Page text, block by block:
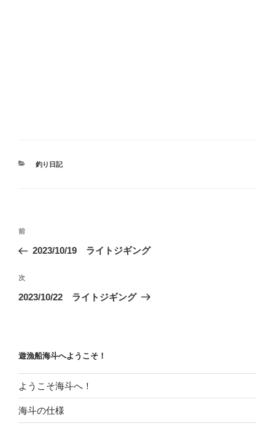
カ
釣り日記
投
ビ
ゲ
ン
前
の
稿
前
2023/10/19 ライトジギング
次
の
次
2023/10/22 ライトジギング
遊漁船海斗へようこそ！
ようこそ海斗へ！
海斗の仕様